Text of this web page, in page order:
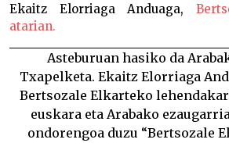
Ekaitz Elorriaga Anduaga,
atarian.
Asteburuan hasiko da
Txapelketa. Ekaitz Elorriaga
Bertsozale Elkarteko
euskara eta Arabako
ondorengoa duzu “Bertsozale